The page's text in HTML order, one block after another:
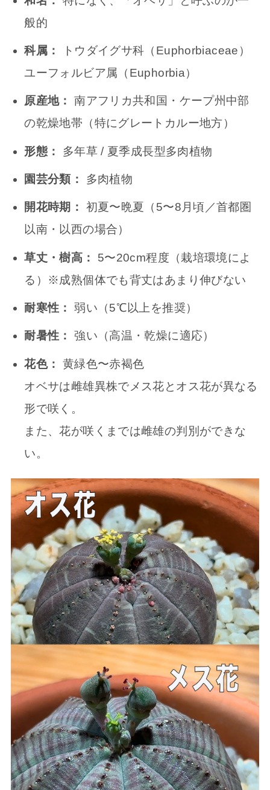
般的
科属：
トウダイグサ科（Euphorbiaceae）
ユーフォルビア属（Euphorbia）
原産地：
南アフリカ共和国・ケープ州中部
の乾燥地帯（特にグレートカルー地方）
形態： 多年草 / 夏季成長型多肉植物
園芸分類： 多肉植物
開花時期：
初夏〜晩夏（5〜8月頃／首都圏
以南・以西の場合）
草丈・樹高：
5〜20cm程度（栽培環境によ
る）※成熟個体でも背丈はあまり伸びない
耐寒性： 弱い（5℃以上を推奨）
耐暑性： 強い（高温・乾燥に適応）
花色：
黄緑色〜赤褐色
オベサは雌雄異株でメス花とオス花が異なる
形で咲く。
また、花が咲くまでは雌雄の判別ができな
い。